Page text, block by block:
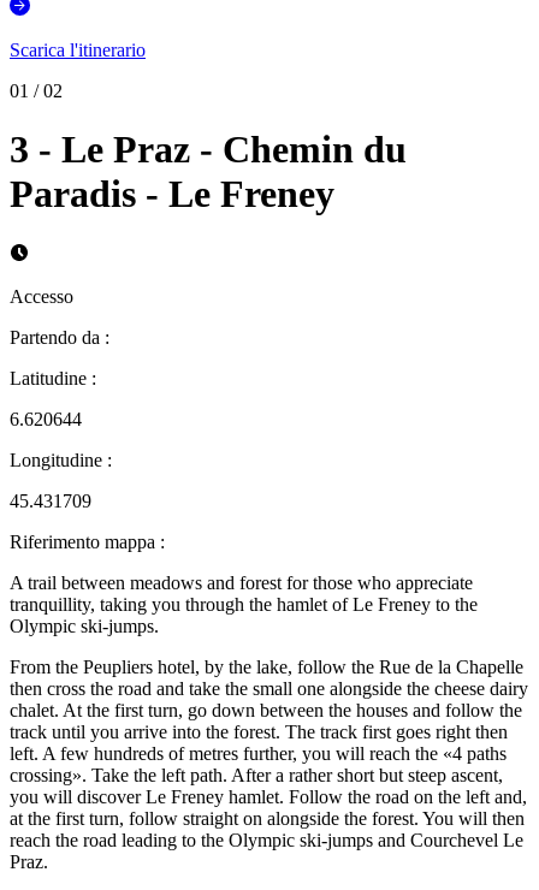
Scarica l'itinerario
01 /02
3 - Le Praz - Chemin du
Paradis - Le Freney
Accesso
Partendo da :
Latitudine :
6.620644
Longitudine :
45.431709
Riferimento mappa :
A trail between meadows and forest for those who appreciate
tranquillity, taking you through the hamlet of Le Freney to the
Olympic ski-jumps.
From the Peupliers hotel, by the lake, follow the Rue de la Chapelle
then cross the road and take the small one alongside the cheese dairy
chalet. At the first turn, go down between the houses and follow the
track until you arrive into the forest. The track first goes right then
left. A few hundreds of metres further, you will reach the «4 paths
crossing». Take the left path. After a rather short but steep ascent,
you will discover Le Freney hamlet. Follow the road on the left and,
at the first turn, follow straight on alongside the forest. You will then
reach the road leading to the Olympic ski-jumps and Courchevel Le
Praz.